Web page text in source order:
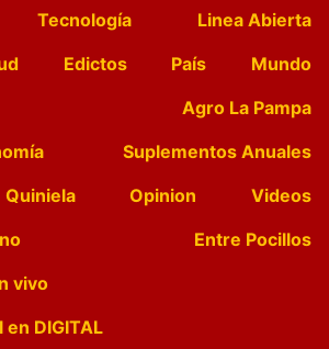
Tecnología
Linea Abierta
Edictos País
Mundo
Agro La Pampa
Suplementos Anuales
Quiniela Opinion
Videos
Entre Pocillos
vivo
en DIGITAL